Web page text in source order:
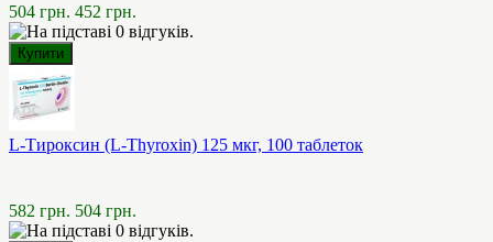
504 грн. 452 грн.
L-Тироксин (L-Thyroxin) 125 мкг, 100 таблеток
582 грн. 504 грн.